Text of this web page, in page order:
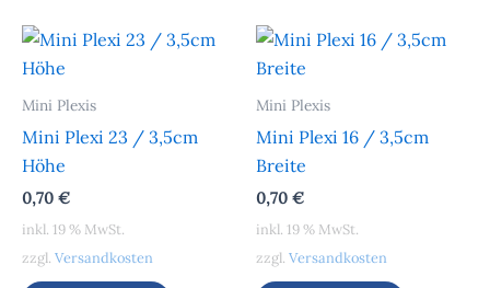
Mini Plexis
Mini Plexi 23 / 3,5cm
Höhe
0,70 €
inkl. 19 % MwSt.
zzgl. Versandkosten
Mini Plexis
Mini Plexi 16 / 3,5cm
Breite
0,70 €
inkl. 19 % MwSt.
zzgl. Versandkosten